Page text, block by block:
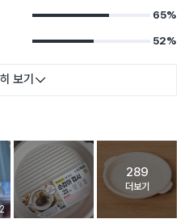
65%
52%
보기
이미지 등록 개수
2
고객 리뷰
289
더보기